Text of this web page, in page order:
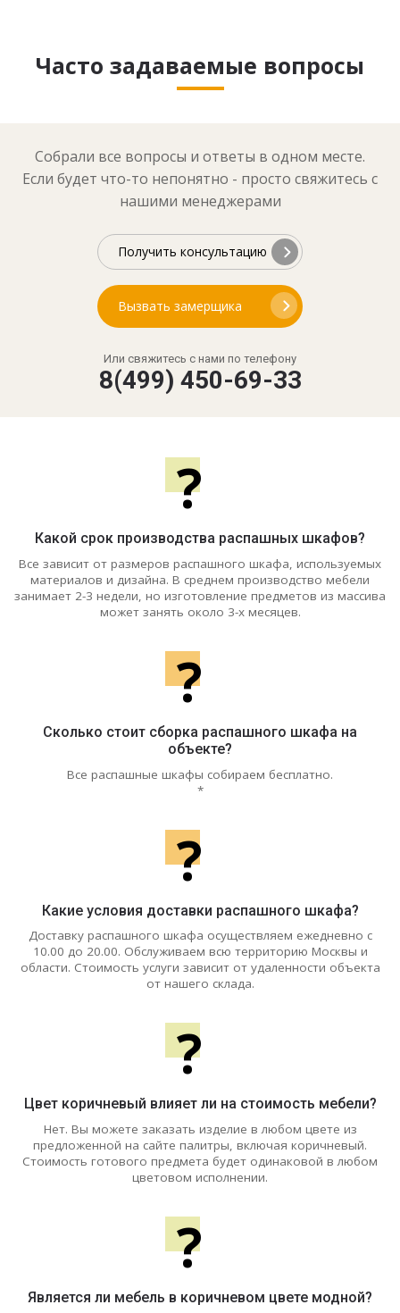
Часто задаваемые вопросы
Собрали все вопросы и ответы в одном месте.
Если будет что-то непонятно - просто свяжитесь с
нашими менеджерами
Получить консультацию
Вызвать замерщика
Или свяжитесь с нами по телефону
8(499) 450-69-33
?
Какой срок производства распашных шкафов?
Все зависит от размеров распашного шкафа, используемых
материалов и дизайна. В среднем производство мебели
занимает 2-3 недели, но изготовление предметов из массива
может занять около 3-х месяцев.
?
Сколько стоит сборка распашного шкафа на
объекте?
Все распашные шкафы собираем бесплатно.
*
?
Какие условия доставки распашного шкафа?
Доставку распашного шкафа осуществляем ежедневно с
10.00 до 20.00. Обслуживаем всю территорию Москвы и
области. Стоимость услуги зависит от удаленности объекта
от нашего склада.
?
Цвет коричневый влияет ли на стоимость мебели?
Нет. Вы можете заказать изделие в любом цвете из
предложенной на сайте палитры, включая коричневый.
Стоимость готового предмета будет одинаковой в любом
цветовом исполнении.
?
Является ли мебель в коричневом цвете модной?